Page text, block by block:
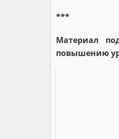
***
Материал
повышению